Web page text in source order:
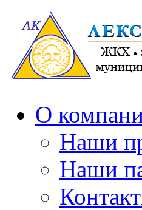
О
Наши
Наши